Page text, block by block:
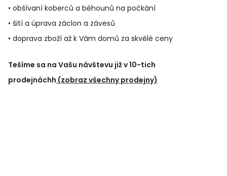
• obšívaní koberců a běhounů na počkání
• šití a úprava záclon a závesů
• doprava zboží až k Vám domů za skvělé ceny
Tešíme sa na Vašu návštevu již v 10-tich
prodejnáchh (zobraz všechny prodejny)